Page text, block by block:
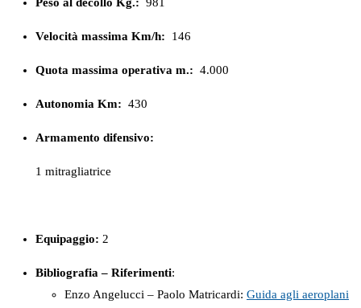
Velocità massima Km/h: 146
Quota massima operativa m.: 4.000
Autonomia Km: 430
Armamento difensivo:
1 mitragliatrice
Equipaggio: 2
Bibliografia – Riferimenti:
Enzo Angelucci – Paolo Matricardi: Guida agli aeroplani